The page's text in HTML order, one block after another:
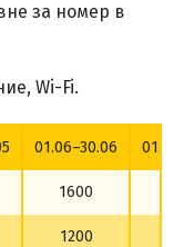
за номер в
Wi-Fi.
01.06–30.06
1600
1200